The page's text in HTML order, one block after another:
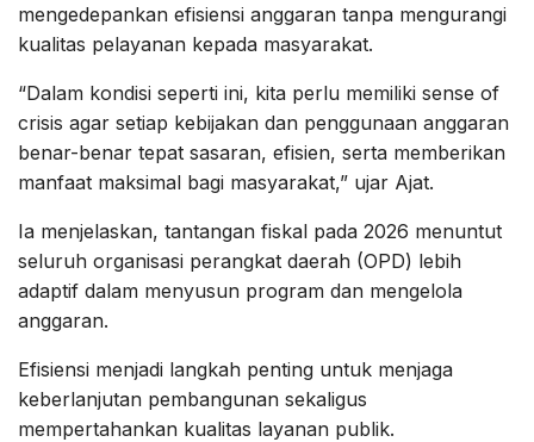
mengedepankan efisiensi anggaran tanpa mengurangi
kualitas pelayanan kepada masyarakat.
“Dalam kondisi seperti ini, kita perlu memiliki sense of
crisis agar setiap kebijakan dan penggunaan anggaran
benar-benar tepat sasaran, efisien, serta memberikan
manfaat maksimal bagi masyarakat,” ujar Ajat.
Ia menjelaskan, tantangan fiskal pada 2026 menuntut
seluruh organisasi perangkat daerah (OPD) lebih
adaptif dalam menyusun program dan mengelola
anggaran.
Efisiensi menjadi langkah penting untuk menjaga
keberlanjutan pembangunan sekaligus
mempertahankan kualitas layanan publik.